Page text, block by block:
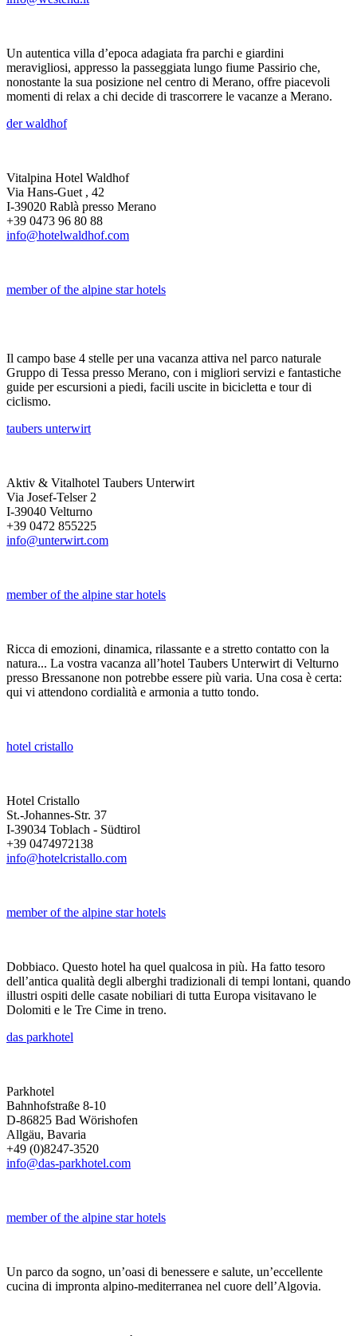
Un autentica villa d’epoca adagiata fra parchi e giardini
meravigliosi, appresso la passeggiata lungo fiume Passirio che,
nonostante la sua posizione nel centro di Merano, offre piacevoli
momenti di relax a chi decide di trascorrere le vacanze a Merano.
der waldhof
Vitalpina Hotel Waldhof
Via Hans-Guet , 42
I-39020 Rablà presso Merano
+39 0473 96 80 88
info@hotelwaldhof.com
member of the alpine star hotels
Il campo base 4 stelle per una vacanza attiva nel parco naturale
Gruppo di Tessa presso Merano, con i migliori servizi e fantastiche
guide per escursioni a piedi, facili uscite in bicicletta e tour di
ciclismo.
taubers unterwirt
Aktiv & Vitalhotel Taubers Unterwirt
Via Josef-Telser 2
I-39040 Velturno
+39 0472 855225
info@unterwirt.com
member of the alpine star hotels
Ricca di emozioni, dinamica, rilassante e a stretto contatto con la
natura... La vostra vacanza all’hotel Taubers Unterwirt di Velturno
presso Bressanone non potrebbe essere più varia. Una cosa è certa:
qui vi attendono cordialità e armonia a tutto tondo.
hotel cristallo
Hotel Cristallo
St.-Johannes-Str. 37
I-39034 Toblach - Südtirol
+39 0474972138
info@hotelcristallo.com
member of the alpine star hotels
Dobbiaco. Questo hotel ha quel qualcosa in più. Ha fatto tesoro
dell’antica qualità degli alberghi tradizionali di tempi lontani, quando
illustri ospiti delle casate nobiliari di tutta Europa visitavano le
Dolomiti e le Tre Cime in treno.
das parkhotel
Parkhotel
Bahnhofstraße 8-10
D-86825 Bad Wörishofen
Allgäu, Bavaria
+49 (0)8247-3520
info@das-parkhotel.com
member of the alpine star hotels
Un parco da sogno, un’oasi di benessere e salute, un’eccellente
cucina di impronta alpino-mediterranea nel cuore dell’Algovia.